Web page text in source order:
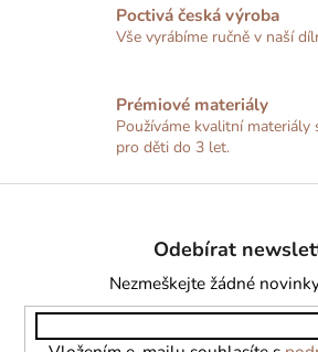
k
y
ý
p
i
u
Poctivá česká výroba
Vše vyrábíme ručně v naší
Prémiové materiály
Používáme kvalitní materiály
pro děti do 3 let.
Odebírat
Nezmeškejte žádné